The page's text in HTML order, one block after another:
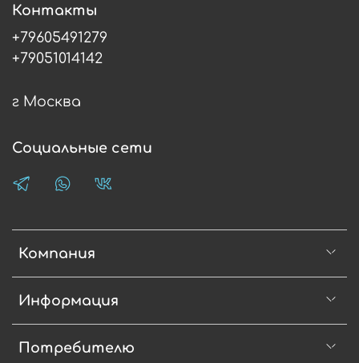
Компания
Информация
Потребителю
Контакты
+79605491279
+79051014142
г Москва
Социальные сети